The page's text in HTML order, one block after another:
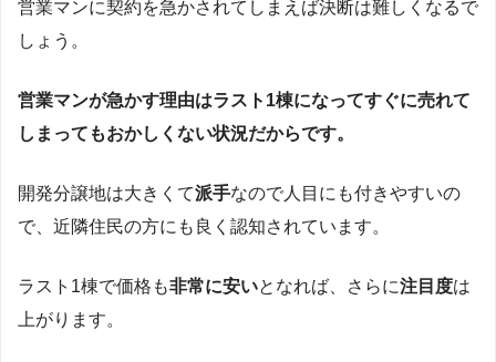
営業マンに契約を急かされてしまえば決断は難しくなるで
しょう。
営業マンが急かす理由はラスト1棟になってすぐに売れて
しまってもおかしくない状況だからです。
開発分譲地は大きくて派手なので人目にも付きやすいの
で、近隣住民の方にも良く認知されています。
ラスト1棟で価格も非常に安いとなれば、さらに注目度は
上がります。